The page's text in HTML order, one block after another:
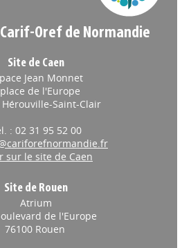
Oref de Normandie
Site de Caen
Jean Monnet
de l'Europe
Hérouville-Saint-Clair
: 02 31 95 52 00
sur le site de Caen
Site de Rouen
Atrium
de l'Europe
76100 Rouen